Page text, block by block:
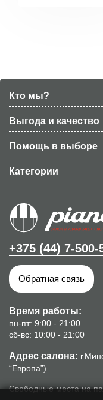
Кто мы?
Выгода и качество
Помощь в выборе
Категории
+375 (44) 7-500-
Обратная связь
Время работы:
пн-пт: 9:00 - 21:00
сб-вс: 10:00 - 21:00
Адрес салона:
“Европа”)
Свободные места на